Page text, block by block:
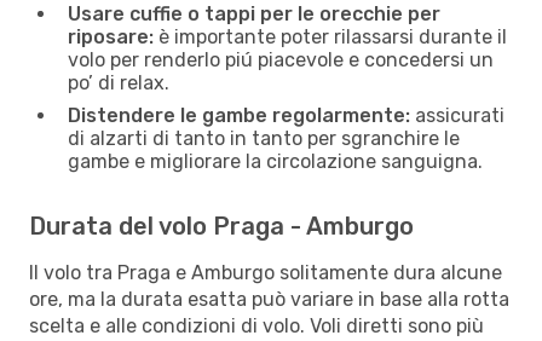
Usare cuffie o tappi per le orecchie per
riposare: è importante poter rilassarsi durante il
volo per renderlo piú piacevole e concedersi un
po’ di relax.
Distendere le gambe regolarmente: assicurati
di alzarti di tanto in tanto per sgranchire le
gambe e migliorare la circolazione sanguigna.
Durata del volo Praga - Amburgo
Il volo tra Praga e Amburgo solitamente dura alcune
ore, ma la durata esatta può variare in base alla rotta
scelta e alle condizioni di volo. Voli diretti sono più